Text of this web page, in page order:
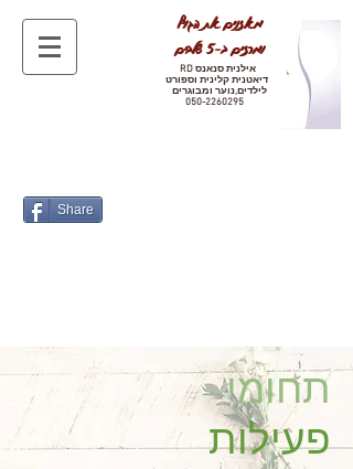
מאזנים את הגוף
ומרזים ב-5 שלבים
אילנית סנאנסRD
דיאטנית קלינית וספורט
לילדים,נוער ומבוגרים
Share
תחומי
פעילות